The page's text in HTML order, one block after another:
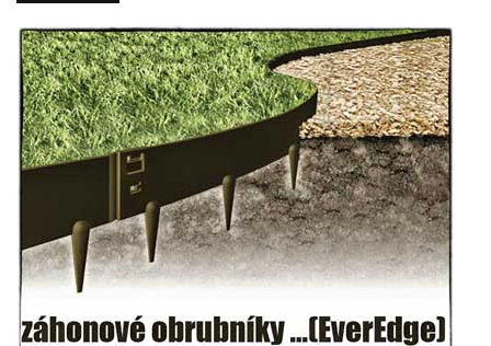
Socha žáby u rybníčku na Náměstí v
Kamenném Újezdě
Pamětní kámen družebních obcí Kamenný
Újezd a Krauchthal v parku na Náměstí v
Kamenném Újezdě
Socha na náměstí J. V. Kamarýta ve
Velešíně
Pomník J. V. Kamarýta v Krumlovské ulici ve
Velešíně
Pamětní deska arcibiskupa Micara ve